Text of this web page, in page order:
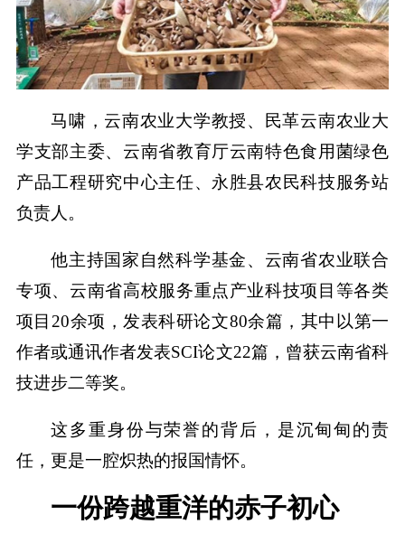
马啸，云南农业大学教授、民革云南农业大
学支部主委、云南省教育厅云南特色食用菌绿色
产品工程研究中心主任、永胜县农民科技服务站
负责人。
他主持国家自然科学基金、云南省农业联合
专项、云南省高校服务重点产业科技项目等各类
项目20余项，发表科研论文80余篇，其中以第一
作者或通讯作者发表SCI论文22篇，曾获云南省科
技进步二等奖。
这多重身份与荣誉的背后，是沉甸甸的责
任，更是一腔炽热的报国情怀。
一份跨越重洋的赤子初心